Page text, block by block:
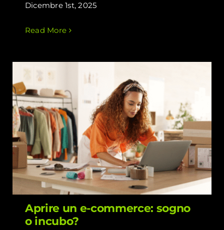
Dicembre 1st, 2025
Read More
Aprire un e-commerce: sogno o
incubo?
Aprire un e-commerce: sogno
o incubo?